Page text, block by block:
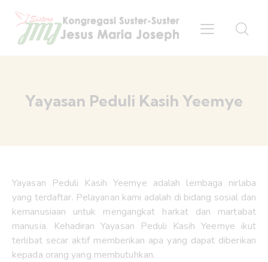
Yayasan Peduli Kasih Yeemye
Yayasan Peduli Kasih Yeemye adalah lembaga nirlaba
yang terdaftar. Pelayanan kami adalah di bidang sosial dan
kemanusiaan untuk mengangkat harkat dan martabat
manusia. Kehadiran Yayasan Peduli Kasih Yeemye ikut
terlibat secar aktif memberikan apa yang dapat diberikan
kepada orang yang membutuhkan.